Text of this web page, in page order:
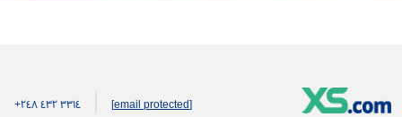
[email protected] +۲٤۸ ٤۳۲ ۳۳۱٤